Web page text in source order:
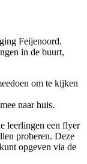
Feijenoord.
in de buurt,
om te kijken
naar huis.
leerlingen een flyer
proberen. Deze
opgeven via de